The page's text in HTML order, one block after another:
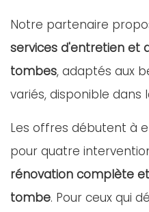
Notre partenaire
services d'entretien et
tombes, adaptés aux
variés, disponible dans
Les offres débutent à
pour quatre
rénovation complète
tombe. Pour ceux qui